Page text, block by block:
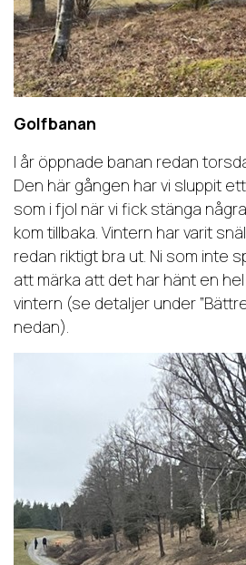
Golfbanan
I år öppnade banan redan
Den här gången har vi sluppit
som i fjol när vi fick stänga
kom tillbaka. Vintern har varit
redan riktigt bra ut. Ni som inte
att märka att det har hänt en
vintern (se detaljer under
nedan).